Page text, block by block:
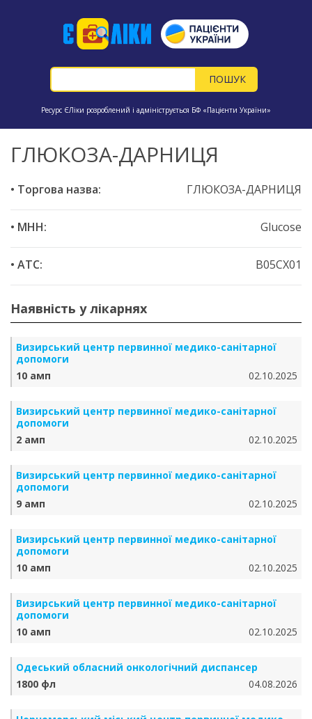
Ресурс ЄЛіки розроблений і адмініструється БФ «Пацієнти України»
ГЛЮКОЗА-ДАРНИЦЯ
• Торгова назва: ГЛЮКОЗА-ДАРНИЦЯ
• МНН: Glucose
• ATC: B05CX01
Наявність у лікарнях
Визирський центр первинної медико-санітарної
допомоги
10 амп
02.10.2025
Визирський центр первинної медико-санітарної
допомоги
2 амп
02.10.2025
Визирський центр первинної медико-санітарної
допомоги
9 амп
02.10.2025
Визирський центр первинної медико-санітарної
допомоги
10 амп
02.10.2025
Визирський центр первинної медико-санітарної
допомоги
10 амп
02.10.2025
Одеський обласний онкологічний диспансер
1800 фл
04.08.2026